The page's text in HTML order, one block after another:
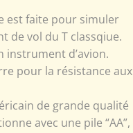
est faite pour simuler
de vol du T classqiue.
instrument d’avion.
pour la résistance aux
de grande qualité
avec une pile “AA”,